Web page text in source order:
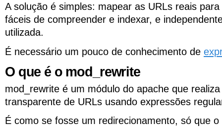
A solução é simples: mapear as URLs reais para
fáceis de compreender e indexar, e
utilizada.
É necessário um pouco de conhecimento de
O que é o mod_rewrite
mod_rewrite é um módulo do apache que
transparente de URLs usando expressões
É como se fosse um redirecionamento, só que